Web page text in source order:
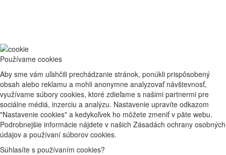
Používame cookies
Aby sme vám uľahčili prechádzanie stránok, ponúkli prispôsobený
obsah alebo reklamu a mohli anonymne analyzovať návštevnosť,
využívame súbory cookies, ktoré zdieľame s našimi partnermi pre
sociálne médiá, inzerciu a analýzu. Nastavenie upravíte odkazom
"Nastavenie cookies" a kedykoľvek ho môžete zmeniť v päte webu.
Podrobnejšie informácie nájdete v našich Zásadách ochrany osobných
údajov a používaní súborov cookies.
Súhlasíte s používaním cookies?